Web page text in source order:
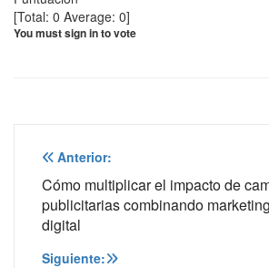
[Total: 0 Average: 0]
You must sign in to vote
Navegación
de
entradas
Anterior:
Cómo multiplicar el impacto de
publicitarias combinando
digital
Siguiente: